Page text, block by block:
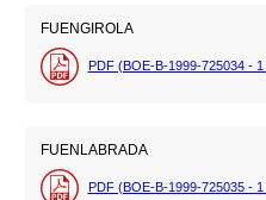
FUENGIROLA
PDF (BOE-B-1999-725034 - 1
FUENLABRADA
PDF (BOE-B-1999-725035 - 1